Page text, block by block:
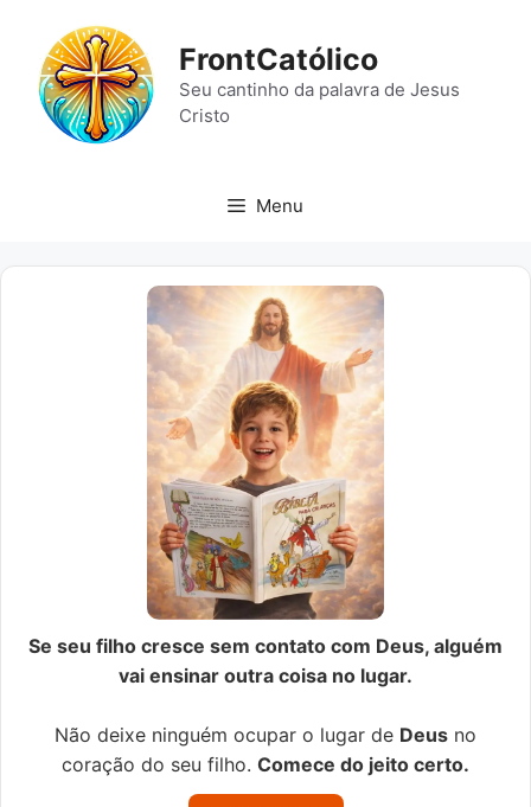
conteúdo
FrontCatólico
Seu cantinho da palavra de Jesus
Cristo
Menu
Se seu filho cresce sem contato com Deus, alguém
vai ensinar outra coisa no lugar.
Não deixe ninguém ocupar o lugar de Deus no
coração do seu filho. Comece do jeito certo.